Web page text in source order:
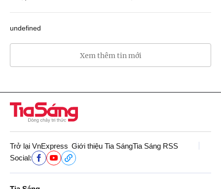
undefined
Xem thêm tin mới
Trở lại VnExpress Giới thiệu Tia SángTia Sáng RSS
Social: